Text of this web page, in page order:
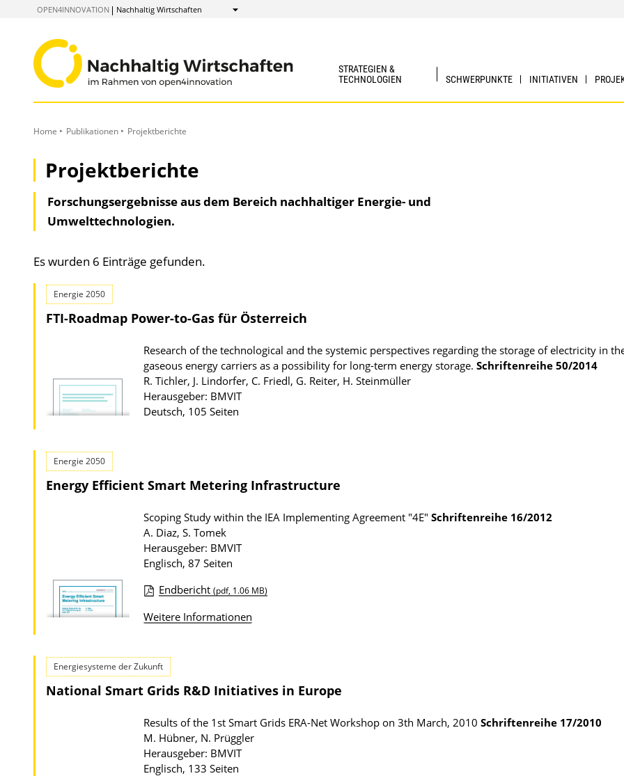
OPEN4INNOVATION Nachhaltig Wirtschaften
Anzeigen
STRATEGIEN &
TECHNOLOGIEN
SCHWERPUNKTE INITIATIVEN
Home Publikationen Projektberichte
Projektberichte
Forschungsergebnisse aus dem Bereich nachhaltiger Energie- und
Umwelttechnologien.
Es wurden 6 Einträge gefunden.
Energie 2050
FTI-Roadmap Power-to-Gas für Österreich
Research of the technological and the systemic perspectives regarding the storage of electricity in
gaseous energy carriers as a possibility for long-term energy storage. Schriftenreihe 50/2014
R. Tichler, J. Lindorfer, C. Friedl, G. Reiter, H. Steinmüller
Herausgeber: BMVIT
Deutsch, 105 Seiten
Energie 2050
Energy Efficient Smart Metering Infrastructure
Scoping Study within the IEA Implementing Agreement "4E" Schriftenreihe 16/2012
A. Diaz, S. Tomek
Herausgeber: BMVIT
Englisch, 87 Seiten
o
n
l
a
d
s
Endbericht (pdf, 1.06 MB)
Weitere Informationen
Energiesysteme der Zukunft
National Smart Grids R&D Initiatives in Europe
Results of the 1st Smart Grids ERA-Net Workshop on 3th March, 2010 Schriftenreihe 17/2010
M. Hübner, N. Prüggler
Herausgeber: BMVIT
Englisch, 133 Seiten